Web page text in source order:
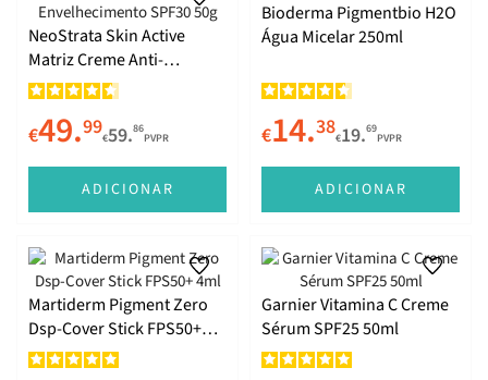
NeoStrata Skin Active
Matriz Creme Anti-
Envelhecimento SPF30 50g
€49.99€59.86
PVPR
ADICIONAR
Bioderma Pigmentbio H2O
Água Micelar 250ml
€14.38€19.69
PVPR
ADICIONAR
Martiderm Pigment Zero
Dsp-Cover Stick FPS50+
4ml
Garnier Vitamina C Creme
Sérum SPF25 50ml